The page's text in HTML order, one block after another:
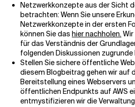
Verwandte Themen
Netzwerkkonzepte aus der Sicht
betrachten: Wenn Sie unsere
Netzwerkkonzepte in der ersten
können Sie das hier nachholen.
für das Verständnis der
folgenden Diskussionen zugrunde
Stellen Sie sichere öffentliche
diesem Blogbeitrag gehen wir auf
Bereitstellung eines Webservers
öffentlichen Endpunkts auf AWS
entmystifizieren wir die